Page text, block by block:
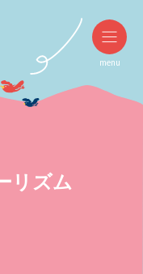
リズム
menu